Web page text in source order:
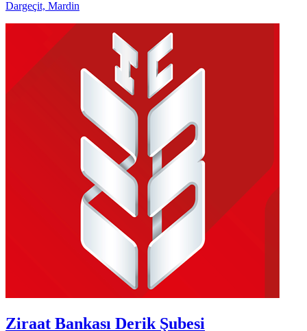
Dargeçit, Mardin
Ziraat Bankası Derik Şubesi